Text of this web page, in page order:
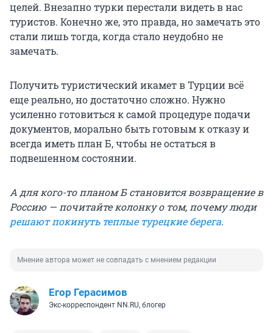
целей. Внезапно турки перестали видеть в нас
туристов. Конечно же, это правда, но замечать это
стали лишь тогда, когда стало неудобно не
замечать.
Получить туристический икамет в Турции всё
еще реально, но достаточно сложно. Нужно
усиленно готовиться к самой процедуре подачи
документов, морально быть готовым к отказу и
всегда иметь план Б, чтобы не остаться в
подвешенном состоянии.
А для кого-то планом Б становится возвращение в
Россию — почитайте колонку о том, почему люди
решают покинуть теплые турецкие берега.
Мнение автора может не совпадать с мнением редакции
Егор Герасимов
Экс-корреспондент NN.RU, блогер